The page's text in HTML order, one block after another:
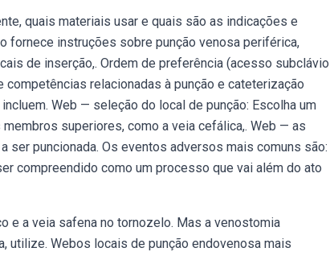
quais materiais usar e quais são as indicações e
fornece instruções sobre punção venosa periférica,
de inserção,. Ordem de preferência (acesso subclávio
relacionadas à punção e cateterização
Web — seleção do local de punção: Escolha um
superiores, como a veia cefálica,. Web — as
ser puncionada. Os eventos adversos mais comuns são:
compreendido como um processo que vai além do ato
e a veia safena no tornozelo. Mas a venostomia
utilize. Webos locais de punção endovenosa mais